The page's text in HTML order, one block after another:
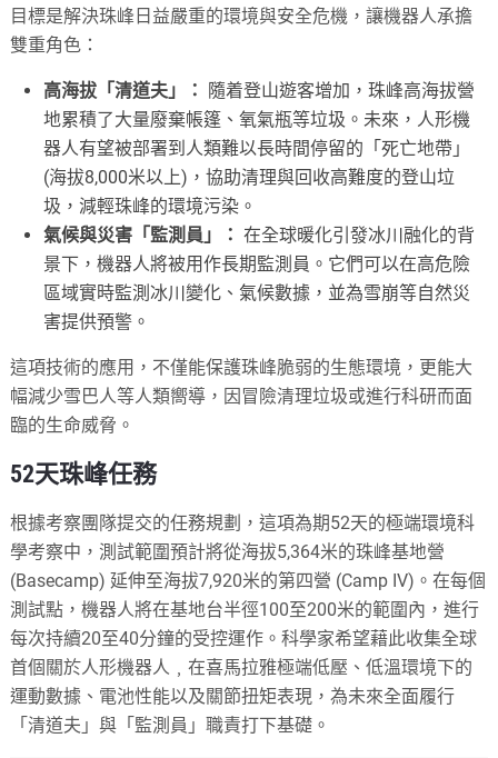
目標是解決珠峰日益嚴重的環境與安全危機，讓機器人承擔
雙重角色：
高海拔「清道夫」：
隨着登山遊客增加，珠峰高海拔營
地累積了大量廢棄帳篷、氧氣瓶等垃圾。未來，人形機
器人有望被部署到人類難以長時間停留的「死亡地帶」
(海拔8,000米以上)，協助清理與回收高難度的登山垃
圾，減輕珠峰的環境污染。
氣候與災害「監測員」： 在全球暖化引發冰川融化的背
景下，機器人將被用作長期監測員。它們可以在高危險
區域實時監測冰川變化、氣候數據，並為雪崩等自然災
害提供預警。
這項技術的應用，不僅能保護珠峰脆弱的生態環境，更能大
幅減少雪巴人等人類嚮導，因冒險清理垃圾或進行科研而面
臨的生命威脅。
52天珠峰任務
根據考察團隊提交的任務規劃，這項為期52天的極端環境科
學考察中，測試範圍預計將從海拔5,364米的珠峰基地營
(Basecamp) 延伸至海拔7,920米的第四營 (Camp IV)。在每個
測試點，機器人將在基地台半徑100至200米的範圍內，進行
每次持續20至40分鐘的受控運作。科學家希望藉此收集全球
首個關於人形機器人﹐在喜馬拉雅極端低壓、低溫環境下的
運動數據、電池性能以及關節扭矩表現，為未來全面履行
「清道夫」與「監測員」職責打下基礎。